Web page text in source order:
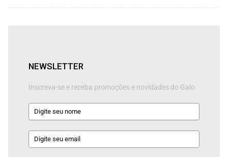
NEWSLETTER
Inscreva-se e receba promoções e novidades do Galo